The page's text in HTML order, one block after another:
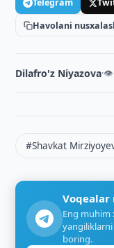
Telegram
Havolani
Dilafro'z Niyazova·👁
#Shavkat
Voqealar
Eng muhim
boring.